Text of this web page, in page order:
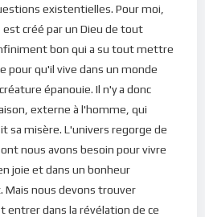
le repos. Prenez sur vous
instruire, car je suis doux et
le repos pour vous-
29.). N’est-ce pas une belle
? N’est pas le moment de
de nos torpeurs et de nos
du Christ ?
des stratégies simples et
afin de conserver votre
inutilement. Croyez-moi, votre
existentielles. Pour moi,
créé par un Dieu de tout
bon qui a su tout mettre
pour qu'il vive dans un monde
épanouie. Il n'y a donc
externe à l'homme, qui
sa misère. L'univers regorge de
nous avons besoin pour vivre
joie et dans un bonheur
Mais nous devons trouver
entrer dans la révélation de ce